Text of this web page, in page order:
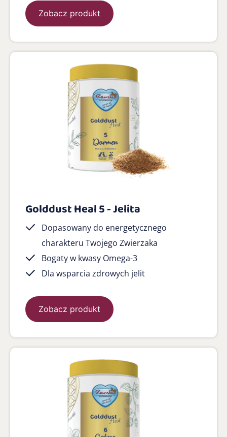
Zobacz produkt
Golddust Heal 5 - Jelita
Dopasowany do energetycznego
charakteru Twojego Zwierzaka
Bogaty w kwasy Omega-3
Dla wsparcia zdrowych jelit
Zobacz produkt